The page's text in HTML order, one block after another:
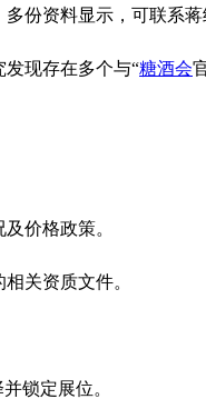
份资料显示，可联系蒋
现存在多个与“糖酒会
价格政策。
关资质文件。
锁定展位。